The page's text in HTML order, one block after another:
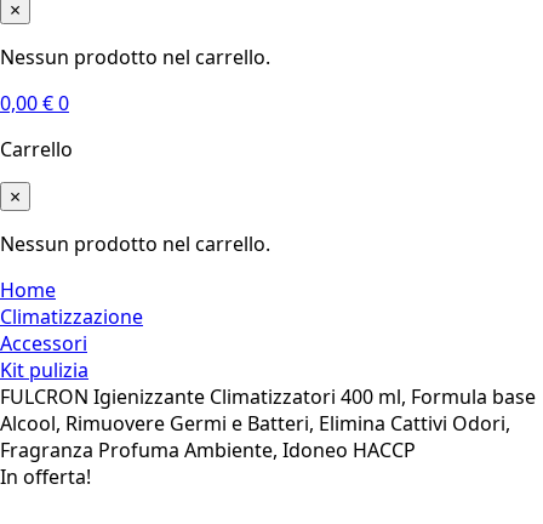
×
Nessun prodotto nel carrello.
0,00€0
Carrello
×
Nessun prodotto nel carrello.
Home
Climatizzazione
Accessori
Kit pulizia
FULCRON Igienizzante Climatizzatori 400 ml, Formula base
Alcool, Rimuovere Germi e Batteri, Elimina Cattivi Odori,
Fragranza Profuma Ambiente, Idoneo HACCP
In offerta!